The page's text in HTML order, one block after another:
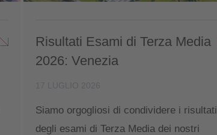
Risultati Esami di Terza Media
2026: Venezia
Siamo orgogliosi di condividere i risultati
degli esami di Terza Media dei nostri